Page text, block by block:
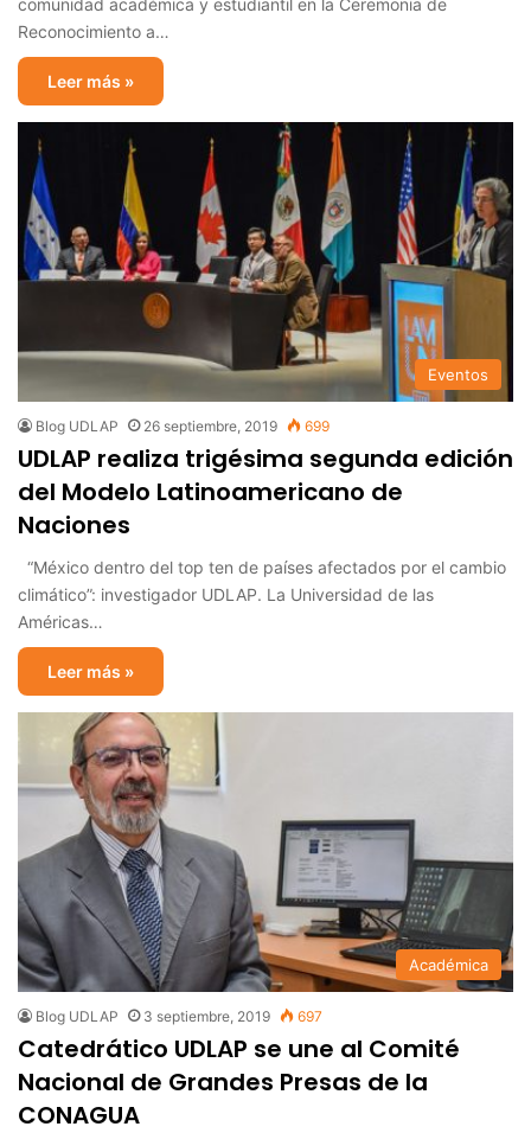
comunidad académica y estudiantil en la Ceremonia de
Reconocimiento a…
Leer más »
Eventos
Blog UDLAP 26 septiembre, 2019 699
UDLAP realiza trigésima segunda edición
del Modelo Latinoamericano de
Naciones
“México dentro del top ten de países afectados por el cambio
climático”: investigador UDLAP. La Universidad de las
Américas…
Leer más »
Académica
Blog UDLAP 3 septiembre, 2019 697
Catedrático UDLAP se une al Comité
Nacional de Grandes Presas de la
CONAGUA